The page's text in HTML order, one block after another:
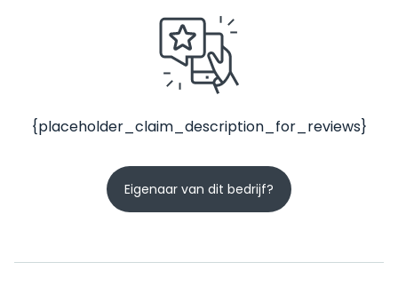
{placeholder_claim_description_for_reviews}
Eigenaar van dit bedrijf?